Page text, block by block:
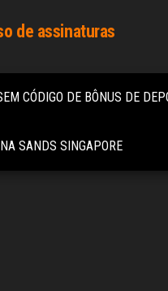
de assinaturas
CÓDIGO DE BÔNUS DE
SANDS SINGAPORE